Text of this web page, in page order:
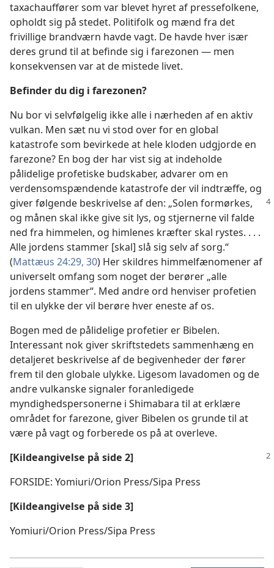
taxachauffører som var blevet hyret af pressefolkene,
opholdt sig på stedet. Politifolk og mænd fra det
frivillige brandværn havde vagt. De havde hver især
deres grund til at befinde sig i farezonen — men
konsekvensen var at de mistede livet.
Befinder du dig i farezonen?
Nu bor vi selvfølgelig ikke alle i nærheden af en aktiv
vulkan. Men sæt nu vi stod over for en global
katastrofe som bevirkede at hele kloden udgjorde en
farezone? En bog der har vist sig at indeholde
pålidelige profetiske budskaber, advarer om en
verdensomspændende katastrofe der vil indtræffe, og
giver følgende beskrivelse af den: „Solen formørkes,
og månen skal ikke give sit lys, og stjernerne vil falde
ned fra himmelen, og himlenes kræfter skal rystes. . . .
Alle jordens stammer [skal] slå sig selv af sorg.“
(Mattæus 24:29, 30) Her skildres himmelfænomener af
universelt omfang som noget der berører „alle
jordens stammer“. Med andre ord henviser profetien
til en ulykke der vil berøre hver eneste af os.
Bogen med de pålidelige profetier er Bibelen.
Interessant nok giver skriftstedets sammenhæng en
detaljeret beskrivelse af de begivenheder der fører
frem til den globale ulykke. Ligesom lavadomen og de
andre vulkanske signaler foranledigede
myndighedspersonerne i Shimabara til at erklære
området for farezone, giver Bibelen os grunde til at
være på vagt og forberede os på at overleve.
[Kildeangivelse på side 2]
FORSIDE: Yomiuri/Orion Press/Sipa Press
[Kildeangivelse på side 3]
Yomiuri/Orion Press/Sipa Press